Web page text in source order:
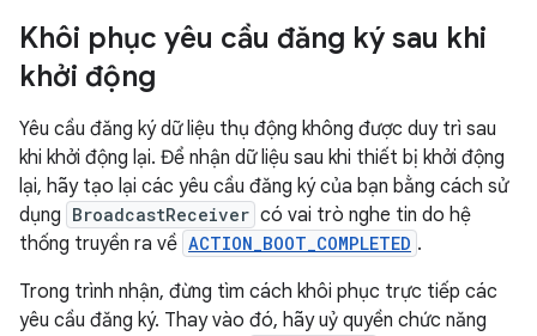
Khôi phục yêu cầu đăng ký sau khi
khởi động
Yêu cầu đăng ký dữ liệu thụ động không được duy trì sau
khi khởi động lại. Để nhận dữ liệu sau khi thiết bị khởi động
lại, hãy tạo lại các yêu cầu đăng ký của bạn bằng cách sử
dụng BroadcastReceiver có vai trò nghe tin do hệ
thống truyền ra về ACTION_BOOT_COMPLETED .
Trong trình nhận, đừng tìm cách khôi phục trực tiếp các
yêu cầu đăng ký. Thay vào đó, hãy uỷ quyền chức năng